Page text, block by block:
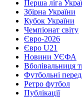
Перша ліга
Збірна України
Кубок України
Чемпіонат світу
Євро-2026
Євро U21
Новини УЄФА
Вболівальниця
Футбольні
Ретро футбол
Публікації